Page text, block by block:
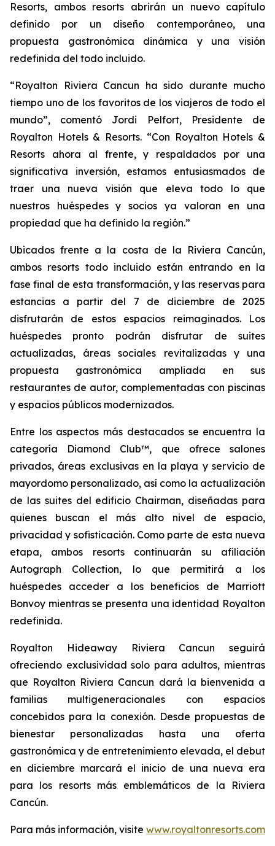
Resorts, ambos resorts abrirán un nuevo capítulo
definido por un diseño contemporáneo, una
propuesta gastronómica dinámica y una visión
redefinida del todo incluido.
“Royalton Riviera Cancun ha sido durante mucho
tiempo uno de los favoritos de los viajeros de todo el
mundo”, comentó Jordi Pelfort, Presidente de
Royalton Hotels & Resorts. “Con Royalton Hotels &
Resorts ahora al frente, y respaldados por una
significativa inversión, estamos entusiasmados de
traer una nueva visión que eleva todo lo que
nuestros huéspedes y socios ya valoran en una
propiedad que ha definido la región.”
Ubicados frente a la costa de la Riviera Cancún,
ambos resorts todo incluido están entrando en la
fase final de esta transformación, y las reservas para
estancias a partir del 7 de diciembre de 2025
disfrutarán de estos espacios reimaginados. Los
huéspedes pronto podrán disfrutar de suites
actualizadas, áreas sociales revitalizadas y una
propuesta gastronómica ampliada en sus
restaurantes de autor, complementadas con piscinas
y espacios públicos modernizados.
Entre los aspectos más destacados se encuentra la
categoría Diamond Club™, que ofrece salones
privados, áreas exclusivas en la playa y servicio de
mayordomo personalizado, así como la actualización
de las suites del edificio Chairman, diseñadas para
quienes buscan el más alto nivel de espacio,
privacidad y sofisticación. Como parte de esta nueva
etapa, ambos resorts continuarán su afiliación
Autograph Collection, lo que permitirá a los
huéspedes acceder a los beneficios de Marriott
Bonvoy mientras se presenta una identidad Royalton
redefinida.
Royalton Hideaway Riviera Cancun seguirá
ofreciendo exclusividad solo para adultos, mientras
que Royalton Riviera Cancun dará la bienvenida a
familias multigeneracionales con espacios
concebidos para la conexión. Desde propuestas de
bienestar personalizadas hasta una oferta
gastronómica y de entretenimiento elevada, el debut
en diciembre marcará el inicio de una nueva era
para los resorts más emblemáticos de la Riviera
Cancún.
Para más información, visite www.royaltonresorts.com